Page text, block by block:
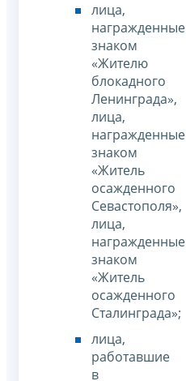
лица,
награжденные
знаком
«Жителю
блокадного
Ленинграда»,
лица,
награжденные
знаком
«Житель
осажденного
Севастополя»,
лица,
награжденные
знаком
«Житель
осажденного
Сталинграда»;
лица,
работавшие
в